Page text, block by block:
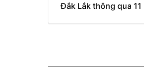
Đắk Lắk thông qua